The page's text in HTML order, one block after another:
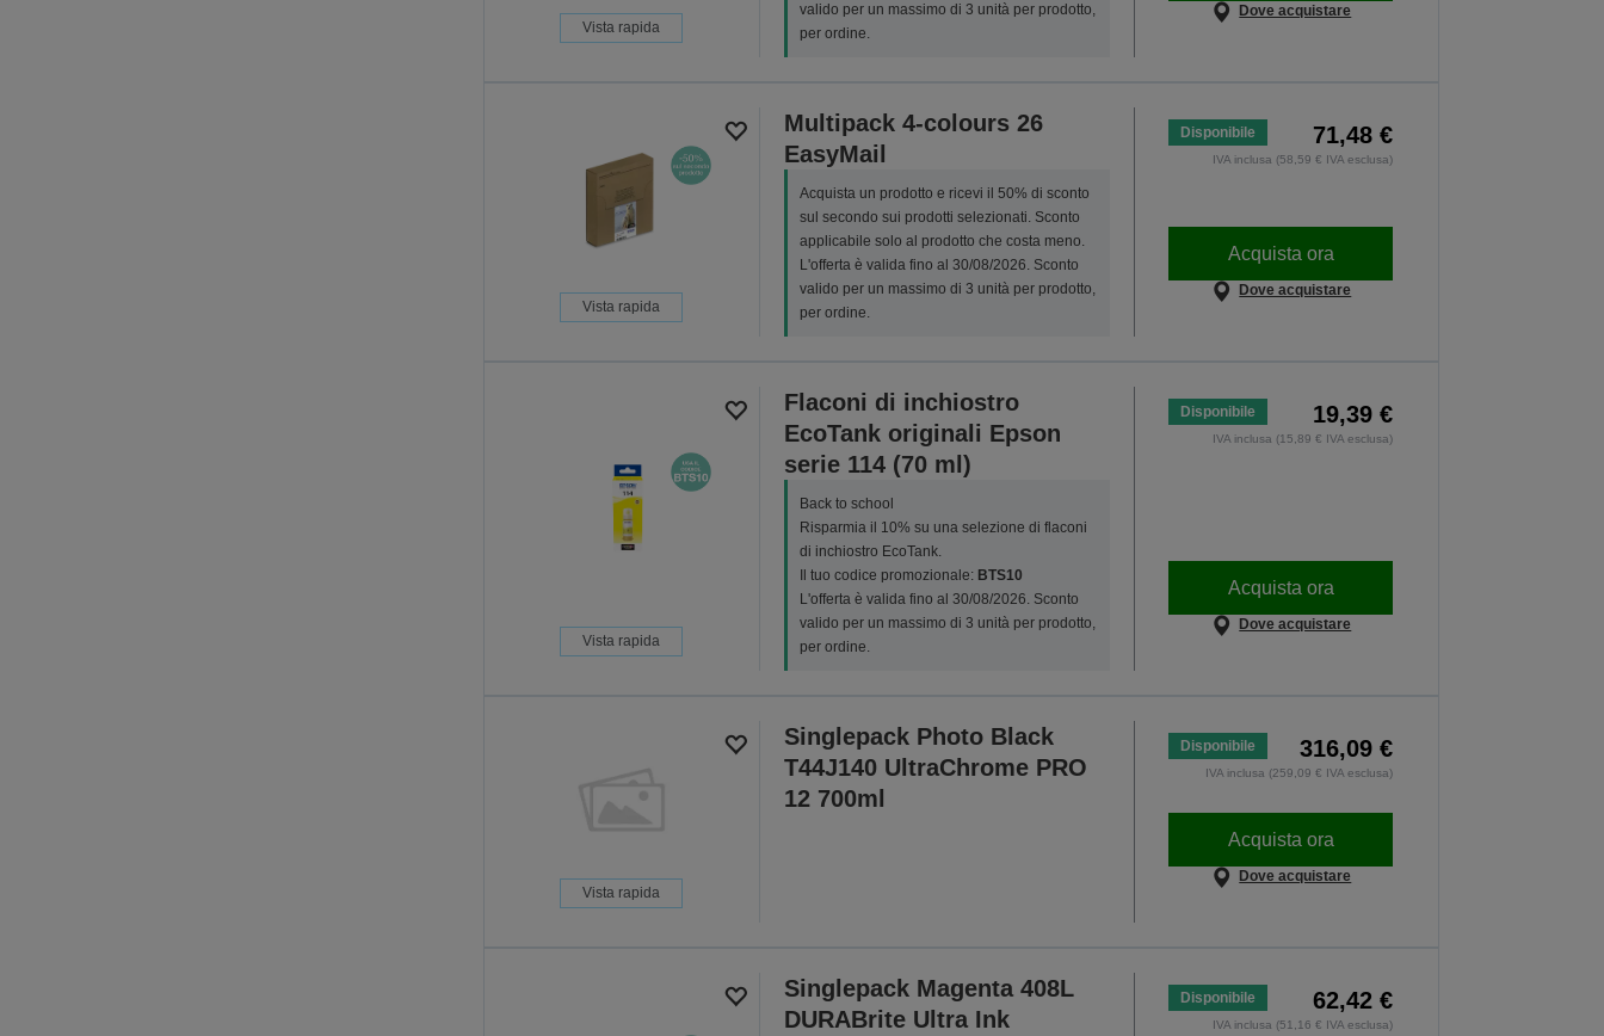
Vista rapida
valido per un massimo di 3 unità per prodotto,
per ordine.
Dove acquistare
Vista rapida
Multipack 4-colours 26
EasyMail
Acquista un prodotto e ricevi il 50% di sconto
sul secondo sui prodotti selezionati. Sconto
applicabile solo al prodotto che costa meno.
L'offerta è valida fino al 30/08/2026. Sconto
valido per un massimo di 3 unità per prodotto,
per ordine.
Disponibile 71,48 €
IVA inclusa (58,59 € IVA esclusa)
Acquista ora
Dove acquistare
Vista rapida
Flaconi di inchiostro
EcoTank originali Epson
serie 114 (70 ml)
Back to school
Risparmia il 10% su una selezione di flaconi
di inchiostro EcoTank.
Il tuo codice promozionale: BTS10
L'offerta è valida fino al 30/08/2026. Sconto
valido per un massimo di 3 unità per prodotto,
per ordine.
Disponibile 19,39 €
IVA inclusa (15,89 € IVA esclusa)
Acquista ora
Dove acquistare
Vista rapida
Singlepack Photo Black
T44J140 UltraChrome PRO
12 700ml
Disponibile 316,09 €
IVA inclusa (259,09 € IVA esclusa)
Acquista ora
Dove acquistare
Singlepack Magenta 408L
DURABrite Ultra Ink
Disponibile 62,42 €
IVA inclusa (51,16 € IVA esclusa)